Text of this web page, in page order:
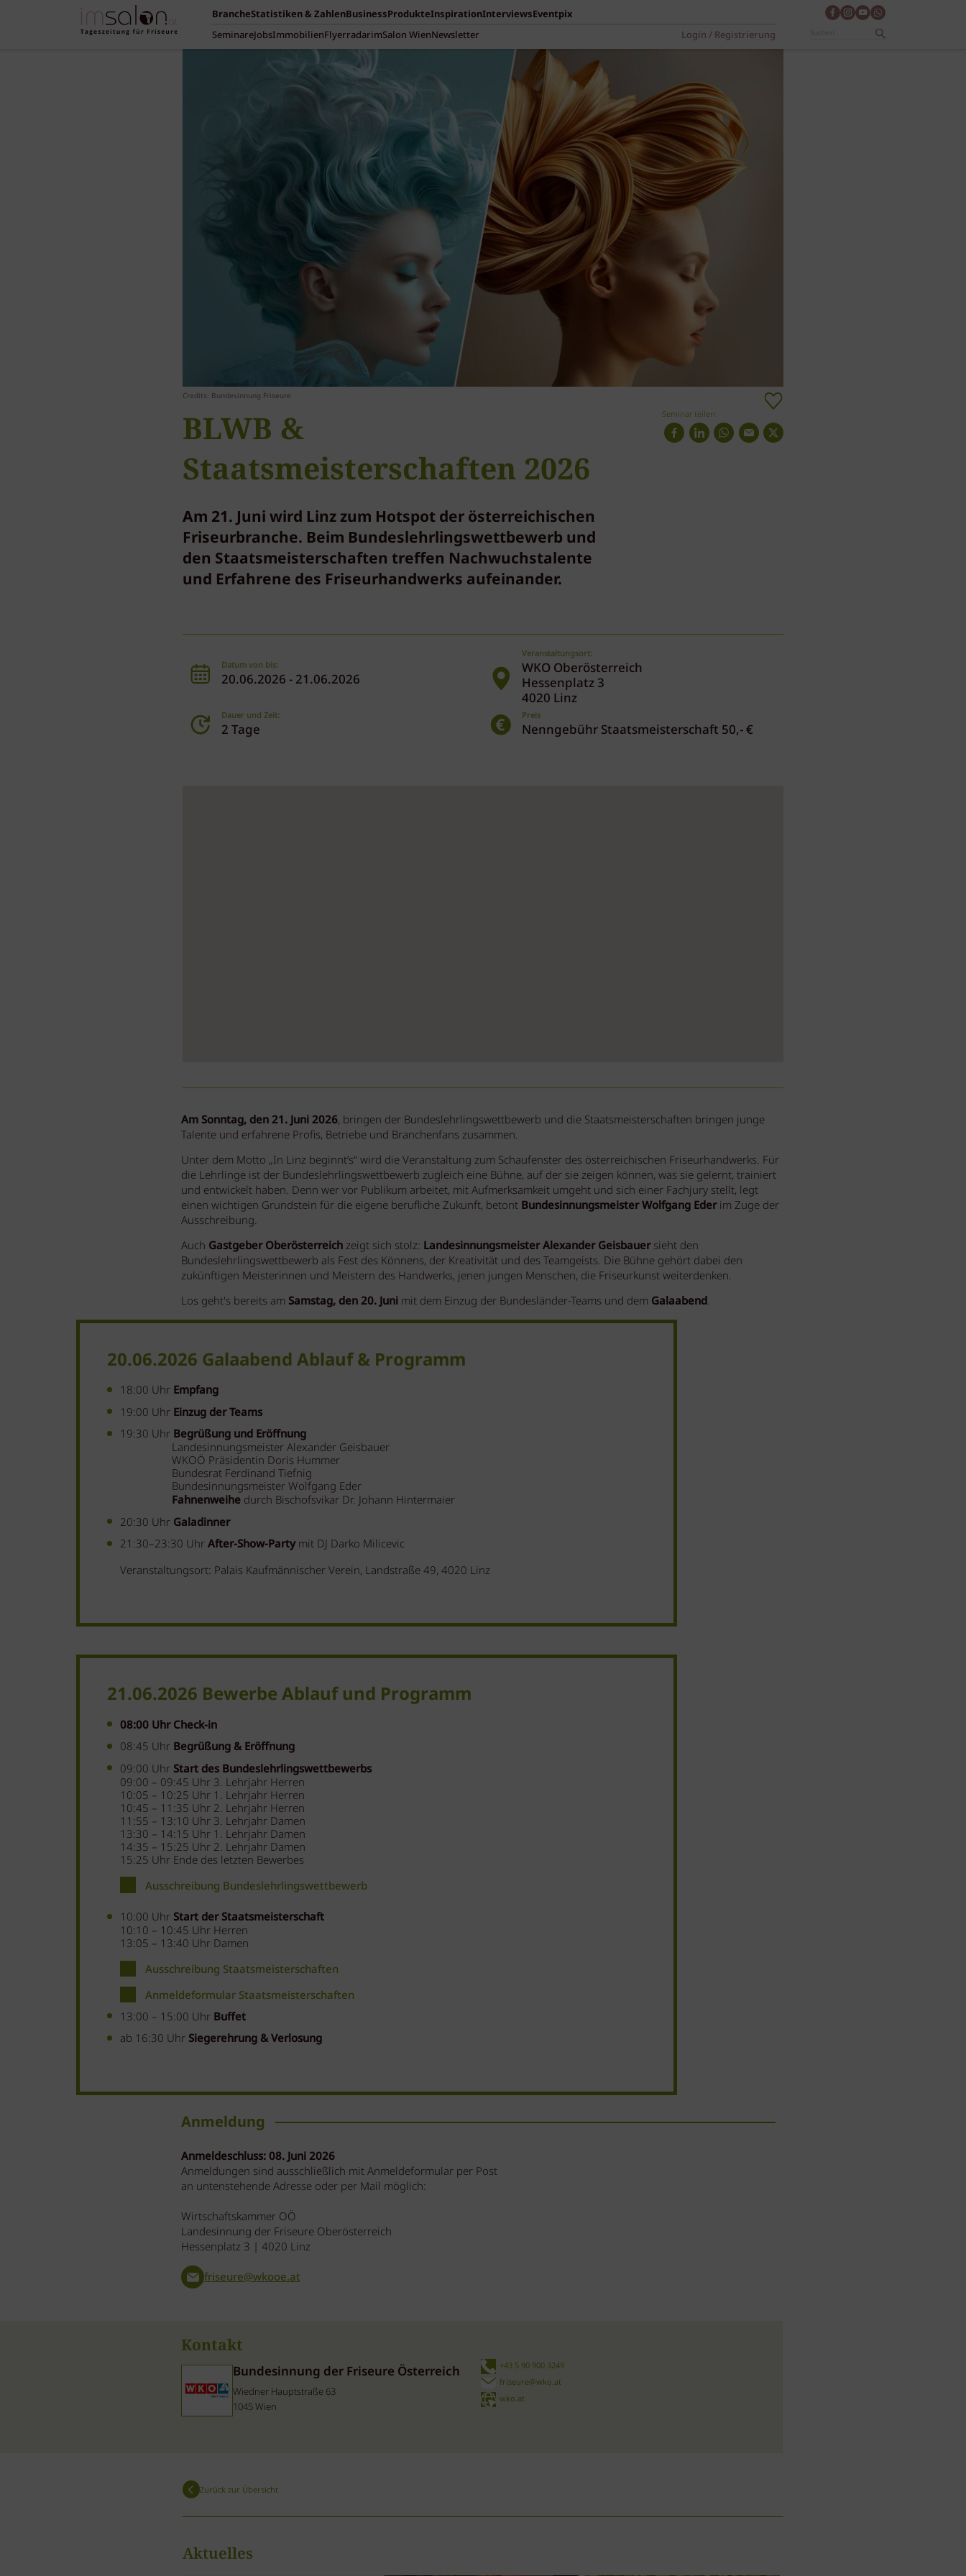
BrancheStatistiken & ZahlenBusinessProdukteInspirationInterviewsEventpix
SeminareJobsImmobilienFlyerradarimSalon WienNewsletter Login / Registrierung
Credits: Bundesinnung Friseure
BLWB &
Staatsmeisterschaften 2026
Am 21. Juni wird Linz zum Hotspot der österreichischen
Friseurbranche. Beim Bundeslehrlingswettbewerb und
den Staatsmeisterschaften treffen Nachwuchstalente
und Erfahrene des Friseurhandwerks aufeinander.
Seminar teilen:
Datum von bis:
20.06.2026 - 21.06.2026
Veranstaltungsort:
WKO Oberösterreich
Hessenplatz 3
4020 Linz
Dauer und Zeit:
2 Tage
Preis
Nenngebühr Staatsmeisterschaft 50,- €
Am Sonntag, den 21. Juni 2026, bringen der Bundeslehrlingswettbewerb und die Staatsmeisterschaften bringen junge
Talente und erfahrene Profis, Betriebe und Branchenfans zusammen.
Unter dem Motto „In Linz beginnt’s“ wird die Veranstaltung zum Schaufenster des österreichischen Friseurhandwerks. Für
die Lehrlinge ist der Bundeslehrlingswettbewerb zugleich eine Bühne, auf der sie zeigen können, was sie gelernt, trainiert
und entwickelt haben. Denn wer vor Publikum arbeitet, mit Aufmerksamkeit umgeht und sich einer Fachjury stellt, legt
einen wichtigen Grundstein für die eigene berufliche Zukunft, betont BundesinnungsmeisterWolfgang Ederim Zuge der
Ausschreibung.
Auch Gastgeber Oberösterreichzeigt sich stolz: Landesinnungsmeister Alexander Geisbauersieht den
Bundeslehrlingswettbewerb als Fest des Könnens, der Kreativität und des Teamgeists. Die Bühne gehört dabei den
zukünftigen Meisterinnen und Meistern des Handwerks, jenen jungen Menschen, die Friseurkunst weiterdenken.
Los geht's bereits am Samstag, den 20. Juni mit dem Einzug der Bundesländer-Teams und dem Galaabend.
20.06.2026 Galaabend Ablauf & Programm
18:00 Uhr Empfang
19:00 Uhr Einzug der Teams
19:30 Uhr Begrüßung und Eröffnung
Landesinnungsmeister Alexander Geisbauer
WKOÖ Präsidentin Doris Hummer
Bundesrat Ferdinand Tiefnig
Bundesinnungsmeister Wolfgang Eder
Fahnenweihedurch Bischofsvikar Dr. Johann Hintermaier
20:30 Uhr Galadinner
21:30–23:30 UhrAfter-Show-Partymit DJ Darko Milicevic
Veranstaltungsort: Palais Kaufmännischer Verein, Landstraße 49, 4020 Linz
21.06.2026 Bewerbe Ablauf und Programm
08:00 Uhr Check-in
08:45 Uhr Begrüßung & Eröffnung
09:00 Uhr Start des Bundeslehrlingswettbewerbs
09:00 – 09:45 Uhr 3. Lehrjahr Herren
10:05 – 10:25 Uhr 1. Lehrjahr Herren
10:45 – 11:35 Uhr 2. Lehrjahr Herren
11:55 – 13:10 Uhr 3. Lehrjahr Damen
13:30 – 14:15 Uhr 1. Lehrjahr Damen
14:35 – 15:25 Uhr 2. Lehrjahr Damen
15:25 Uhr Ende des letzten Bewerbes
Ausschreibung Bundeslehrlingswettbewerb
10:00 Uhr Start der Staatsmeisterschaft
10:10 – 10:45 Uhr Herren
13:05 – 13:40 Uhr Damen
Ausschreibung Staatsmeisterschaften
Anmeldeformular Staatsmeisterschaften
13:00 – 15:00 Uhr Buffet
ab 16:30 Uhr Siegerehrung & Verlosung
Anmeldung
Anmeldeschluss: 08. Juni 2026
Anmeldungen sind ausschließlich mit Anmeldeformular per Post
an untenstehende Adresse oder per Mail möglich:
Wirtschaftskammer OÖ
Landesinnung der Friseure Oberösterreich
Hessenplatz 3 | 4020 Linz
friseure@wkooe.at
Kontakt
Bundesinnung der Friseure Österreich
Wiedner Hauptstraße 63
1045 Wien
+43 5 90 900 3249
friseure@wko.at
wko.at
Zurück zur Übersicht
Aktuelles